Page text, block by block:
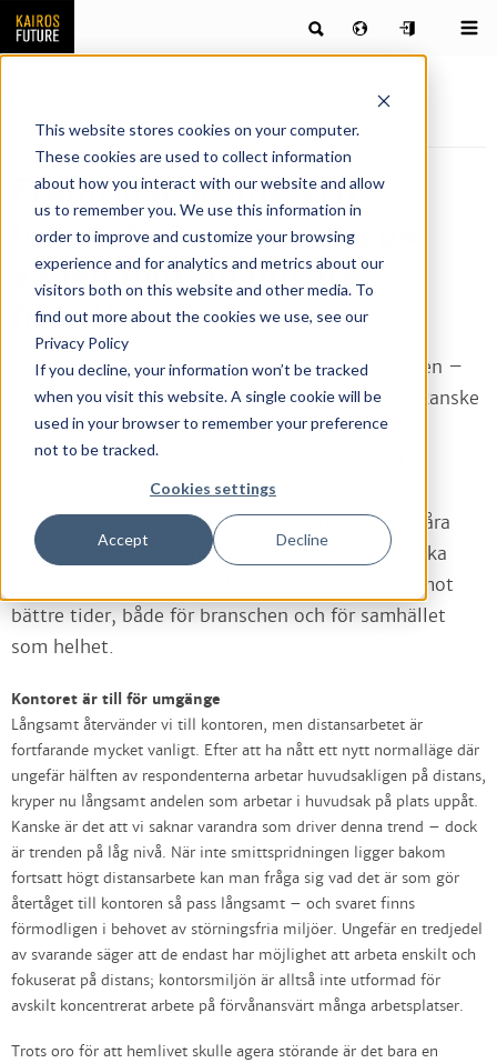
This website stores cookies on your computer.
These cookies are used to collect information
about how you interact with our website and allow
us to remember you. We use this information in
order to improve and customize your browsing
experience and for analytics and metrics about our
visitors both on this website and other media. To
find out more about the cookies we use, see our
Privacy Policy
If you decline, your information won’t be tracked
when you visit this website. A single cookie will be
used in your browser to remember your preference
not to be tracked.
Cookies settings
Accept Decline
Framtidsbarometern –
Innovationsutmaning på vägen mot en ljusare framtid
Framtidsbarometern –
Innovationsutmaning på
vägen mot en ljusare
framtid
I denna Framtidsbarometer ser vi några vårtecken –
innovation, bättre stämning på arbetsplatsen, kanske
till och med ett bättre ekonomiskt läge. En
förhoppning på räntesänkningar i maj månad,
möjligen? Både på lång och kort sikt finns
förhoppningar, om än rätt så försiktiga enligt våra
respondenter. Efter månader av mer pessimistiska
framtidsbilder tycks det långsamt börja vända mot
bättre tider, både för branschen och för samhället
som helhet.
Kontoret är till för umgänge
Långsamt återvänder vi till kontoren, men distansarbetet är
fortfarande mycket vanligt. Efter att ha nått ett nytt normalläge där
ungefär hälften av respondenterna arbetar huvudsakligen på distans,
kryper nu långsamt andelen som arbetar i huvudsak på plats uppåt.
Kanske är det att vi saknar varandra som driver denna trend – dock
är trenden på låg nivå. När inte smittspridningen ligger bakom
fortsatt högt distansarbete kan man fråga sig vad det är som gör
återtåget till kontoren så pass långsamt – och svaret finns
förmodligen i behovet av störningsfria miljöer. Ungefär en tredjedel
av svarande säger att de endast har möjlighet att arbeta enskilt och
fokuserat på distans; kontorsmiljön är alltså inte utformad för
avskilt koncentrerat arbete på förvånansvärt många arbetsplatser.
Trots oro för att hemlivet skulle agera störande är det bara en